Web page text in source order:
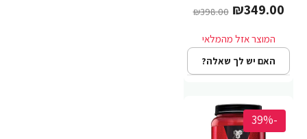
מבית BSN
₪349.00
₪398.00
האם יש לך שאלה?
-39%